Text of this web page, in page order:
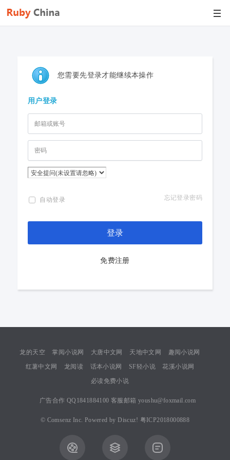
您需要先登录才能继续本操作
用户登录
自动登录 忘记登录密码
登录
免费注册
龙的天空 掌阅小说网 大唐中文网 天地中文网
趣阅小说网
红薯中文网
龙阅读 话本小说网 SF轻小说
花溪小说网
必读免费小说
广告合作 QQ1841884100 客服邮箱 youshu@foxmail.com
© Comsenz Inc. Powered byDiscuz! 粤ICP2018000888